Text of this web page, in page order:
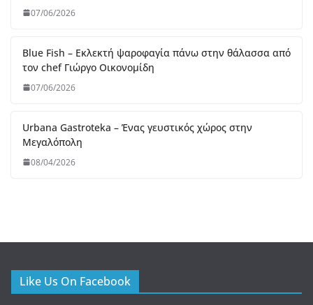
07/06/2026
Blue Fish – Εκλεκτή ψαροφαγία πάνω στην θάλασσα από
τον chef Γιώργο Οικονομίδη
07/06/2026
Urbana Gastroteka – Ένας γευστικός χώρος στην
Μεγαλόπολη
08/04/2026
Like Us On Facebook